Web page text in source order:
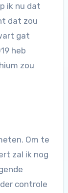
ik nu dat
dat zou
gat
heb
zou
Om te
zal ik nog
controle